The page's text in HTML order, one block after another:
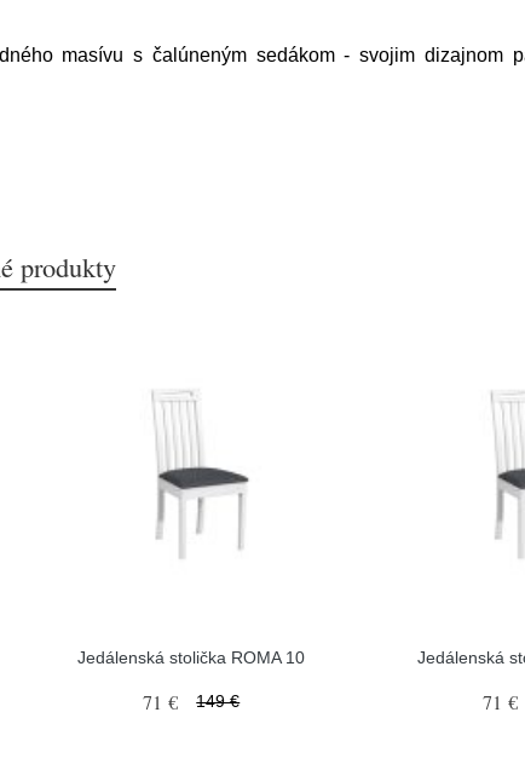
masívu s čalúneným sedákom - svojim dizajnom
produkty
Jedálenská stolička ROMA 10
71 € 149 €
Jedálenská
71 €